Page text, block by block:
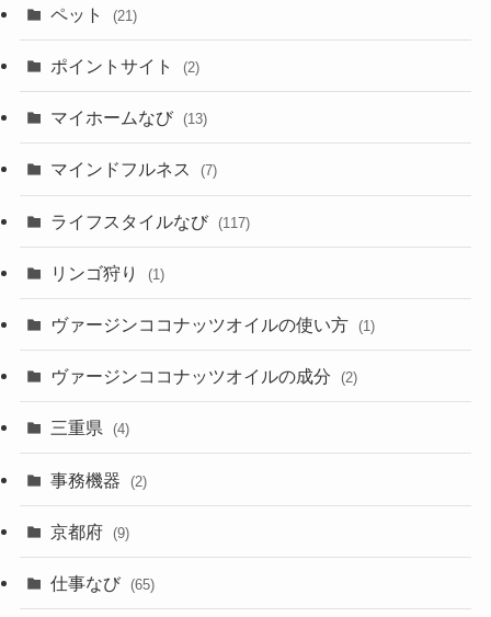
ペット (21)
ポイントサイト (2)
マイホームなび (13)
マインドフルネス (7)
ライフスタイルなび (117)
リンゴ狩り (1)
ヴァージンココナッツオイルの使い方 (1)
ヴァージンココナッツオイルの成分 (2)
三重県 (4)
事務機器 (2)
京都府 (9)
仕事なび (65)